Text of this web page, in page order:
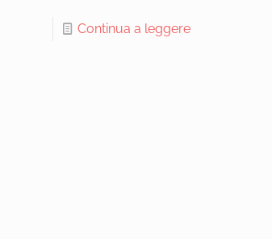
Continua a leggere